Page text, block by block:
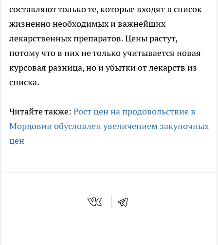
составляют только те, которые входят в список
жизненно необходимых и важнейших
лекарственных препаратов. Цены растут,
потому что в них не только учитывается новая
курсовая разница, но и убытки от лекарств из
списка.
Читайте также: Рост цен на продовольствие в
Мордовии обусловлен увеличением закупочных
цен